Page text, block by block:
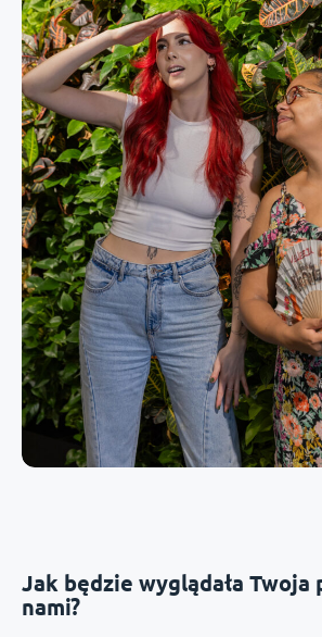
Jak będzie wyglądała Twoja
nami?